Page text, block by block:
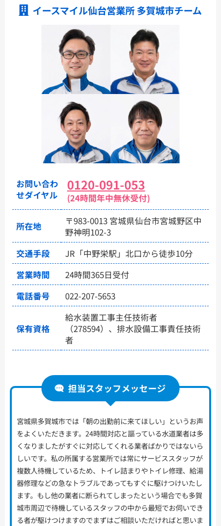
イースマイル仙台営業所 多賀城市チーム
お問い合わ
せダイヤル
0120-091-053
(24時間年中無休受付)
所在地
〒983-0013 宮城県仙台市宮城野区中
野神明102-3
交通手段
JR「中野栄駅」北口から徒歩10分
営業時間
24時間365日受付
電話番号
022-207-5653
保有資格
給水装置工事主任技術者
（278594）、排水設備工事責任技術
者
担当スタッフメッセージ
宮城県多賀城市では「朝の出勤前に来てほしい」というお声
をよくいただきます。24時間対応と謳っている水道業者は多
くなりましたがすぐに対応してくれる業者ばかりではないら
しいです。私の所属する営業所では常にサービススタッフが
複数人待機しているため、トイレ詰まりやトイレ修理、給湯
器修理などの急なトラブルであってもすぐに駆けつけいたし
ます。もし他の業者に断られてしまったという場合でも多賀
城市周辺で待機しているスタッフの中から最短でお伺いでき
る者が駆けつけますのでまずはご相談いただければと思いま